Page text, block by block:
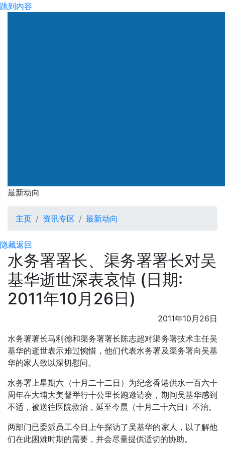
跳到内容
最新动向
最新动向
主页 资讯专区 最新动向
隐藏返回
水务署署长、渠务署署长对吴
基华逝世深表哀悼 (日期:
2011年10月26日)
2011年10月26日
水务署署长马利德和渠务署署长陈志超对渠务署技术主任吴
基华的逝世表示难过惋惜，他们代表水务署及渠务署向吴基
华的家人致以深切慰问。
水务署上星期六（十月二十二日）为纪念香港供水一百六十
周年在大埔大美督举行十公里长跑邀请赛，期间吴基华感到
不适，被送往医院救治，延至今晨（十月二十六日）不治。
两部门已委派员工今日上午探访了吴基华的家人，以了解他
们在此困难时期的需要，并会尽量提供适切的协助。